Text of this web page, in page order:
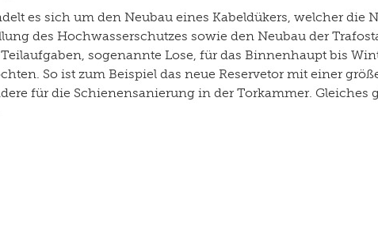
es sich um den Neubau eines Kabeldükers, welcher die
des Hochwasserschutzes sowie den Neubau der
sogenannte Lose, für das Binnenhaupt bis
So ist zum Beispiel das neue Reservetor mit einer
für die Schienensanierung in der Torkammer. Gleiches